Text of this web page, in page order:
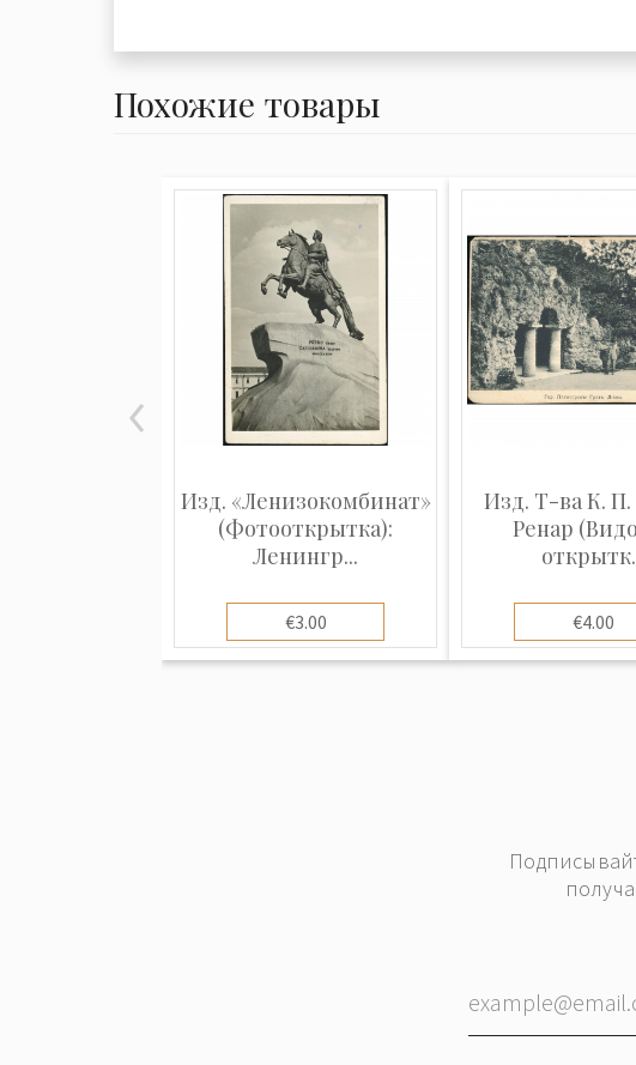
Похожие товары
Изд. «Ленизокомбинат»
(Фотооткрытка):
Ленингр...
€3.00
Изд. Т-ва К.
Ренар
€4.00